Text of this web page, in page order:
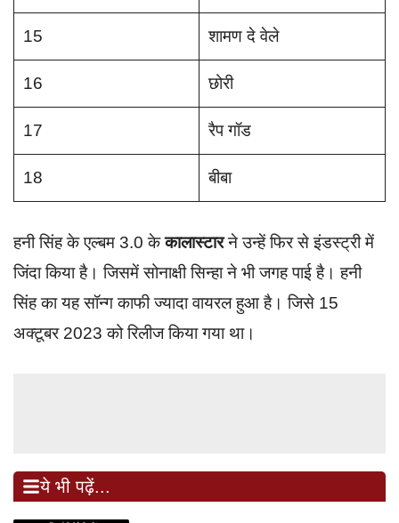
15 शामण दे वेले
16 छोरी
17 रैप गॉड
18 बीबा
हनी सिंह के एल्बम 3.0 केकालास्टारने उन्हें फिर से इंडस्ट्री में
जिंदा किया है। जिसमें सोनाक्षी सिन्हा ने भी जगह पाई है। हनी
सिंह का यह सॉन्ग काफी ज्यादा वायरल हुआ है। जिसे 15
अक्टूबर 2023 को रिलीज किया गया था।
ये भी पढ़ें...